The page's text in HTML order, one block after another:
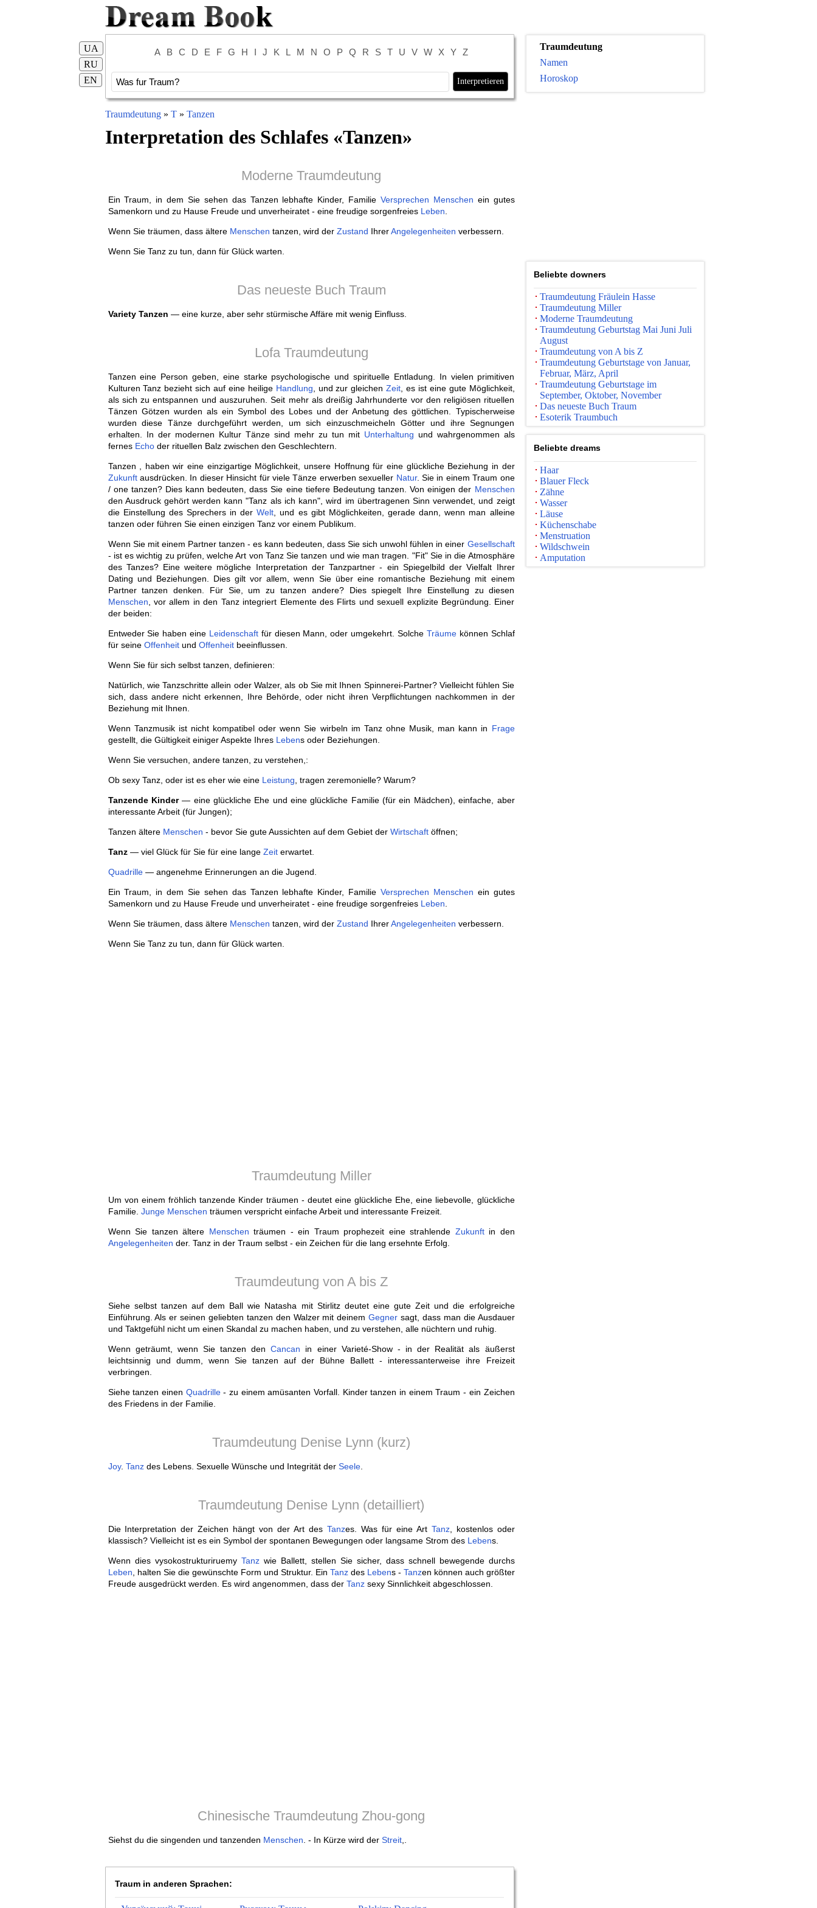
A B C D E F G H I J K L M N O P Q R S T U V W X Y Z
UA
RU
EN
Traumdeutung» T» Tanzen
Interpretation des Schlafes «Tanzen»
Moderne Traumdeutung
Ein Traum, in dem Sie sehen das Tanzen lebhafte Kinder, Familie Versprechen Menschen ein gutes
Samenkorn und zu Hause Freude und unverheiratet - eine freudige sorgenfreies Leben
Wenn Sie träumen, dass ältere Menschen tanzen, wird der Zustand IhrerAngelegenheiten verbessern.
Wenn Sie Tanz zu tun, dann für Glück warten.
Das neueste Buch Traum
Variety Tanzen — eine kurze, aber sehr stürmische Affäre mit wenig Einfluss.
Lofa Traumdeutung
Tanzen eine Person geben, eine starke psychologische und spirituelle Entladung. In vielen primitiven
Kulturen Tanz bezieht sich auf eine heilige Handlung , und zur gleichenZeit , es ist eine gute Möglichkeit,
als sich zu entspannen und auszuruhen. Seit mehr als dreißig Jahrhunderte vor den religiösen rituellen
Tänzen Götzen wurden als ein Symbol des Lobes und der Anbetung des göttlichen. Typischerweise
wurden diese Tänze durchgeführt werden, um sich einzuschmeicheln Götter und ihre Segnungen
erhalten. In der modernen Kultur Tänze sind mehr zu tun mit Unterhaltung und wahrgenommen als
fernes Echoder rituellen Balz zwischen den Geschlechtern.
Tanzen , haben wir eine einzigartige Möglichkeit, unsere Hoffnung für eine glückliche Beziehung in der
Zukunftausdrücken. In dieser Hinsicht für viele Tänze erwerben sexueller Natur. Sie in einem Traum one
/ one tanzen? Dies kann bedeuten, dass Sie eine tiefere Bedeutung tanzen. Von einigen der Menschen
den Ausdruck gehört werden kann "Tanz als ich kann", wird im übertragenen Sinn verwendet, und zeigt
die Einstellung des Sprechers in derWelt , und es gibt Möglichkeiten, gerade dann, wenn man alleine
tanzen oder führen Sie einen einzigen Tanz vor einem Publikum.
Wenn Sie mit einem Partner tanzen - es kann bedeuten, dass Sie sich unwohl fühlen in einer Gesellschaft
- ist es wichtig zu prüfen, welche Art von Tanz Sie tanzen und wie man tragen. "Fit" Sie in die Atmosphäre
des Tanzes? Eine weitere mögliche Interpretation der Tanzpartner - ein Spiegelbild der Vielfalt Ihrer
Dating und Beziehungen. Dies gilt vor allem, wenn Sie über eine romantische Beziehung mit einem
Partner tanzen denken. Für Sie, um zu tanzen andere? Dies spiegelt Ihre Einstellung zu diesen
Menschen , vor allem in den Tanz integriert Elemente des Flirts und sexuell explizite Begründung. Einer
der beiden:
Entweder Sie haben eine Leidenschaftfür diesen Mann, oder umgekehrt. Solche Träumekönnen Schlaf
für seine Offenheitund Offenheitbeeinflussen.
Wenn Sie für sich selbst tanzen, definieren:
Natürlich, wie Tanzschritte allein oder Walzer, als ob Sie mit Ihnen Spinnerei-Partner? Vielleicht fühlen Sie
sich, dass andere nicht erkennen, Ihre Behörde, oder nicht ihren Verpflichtungen nachkommen in der
Beziehung mit Ihnen.
Wenn Tanzmusik ist nicht kompatibel oder wenn Sie wirbeln im Tanz ohne Musik, man kann in Frage
gestellt, die Gültigkeit einiger Aspekte Ihres Lebens oder Beziehungen.
Wenn Sie versuchen, andere tanzen, zu verstehen,:
Ob sexy Tanz, oder ist es eher wie eine Leistung , tragen zeremonielle? Warum?
Tanzende Kinder— eine glückliche Ehe und eine glückliche Familie (für ein Mädchen), einfache, aber
interessante Arbeit (für Jungen);
Tanzen ältere Menschen - bevor Sie gute Aussichten auf dem Gebiet der Wirtschaftöffnen;
Tanz— viel Glück für Sie für eine lange Zeiterwartet.
Quadrille— angenehme Erinnerungen an die Jugend.
Ein Traum, in dem Sie sehen das Tanzen lebhafte Kinder, Familie Versprechen Menschen ein gutes
Samenkorn und zu Hause Freude und unverheiratet - eine freudige sorgenfreies Leben
Wenn Sie träumen, dass ältere Menschen tanzen, wird der Zustand IhrerAngelegenheiten verbessern.
Wenn Sie Tanz zu tun, dann für Glück warten.
Traumdeutung Miller
Um von einem fröhlich tanzende Kinder träumen - deutet eine glückliche Ehe, eine liebevolle, glückliche
Familie. Junge Menschen träumen verspricht einfache Arbeit und interessante Freizeit.
Wenn Sie tanzen ältere Menschen träumen - ein Traum prophezeit eine strahlende Zukunftin den
Angelegenheiten der. Tanz in der Traum selbst - ein Zeichen für die lang ersehnte Erfolg.
Traumdeutung von A bis Z
Siehe selbst tanzen auf dem Ball wie Natasha mit Stirlitz deutet eine gute Zeit und die erfolgreiche
Einführung. Als er seinen geliebten tanzen den Walzer mit deinemGegner sagt, dass man die Ausdauer
und Taktgefühl nicht um einen Skandal zu machen haben, und zu verstehen, alle nüchtern und ruhig.
Wenn geträumt, wenn Sie tanzen denCancan in einer Varieté-Show - in der Realität als äußerst
leichtsinnig und dumm, wenn Sie tanzen auf der Bühne Ballett - interessanterweise ihre Freizeit
verbringen.
Siehe tanzen einen Quadrille- zu einem amüsanten Vorfall. Kinder tanzen in einem Traum - ein Zeichen
des Friedens in der Familie.
Traumdeutung Denise Lynn (kurz)
Joy. Tanzdes Lebens. Sexuelle Wünsche und Integrität der Seele.
Traumdeutung Denise Lynn (detailliert)
Die Interpretation der Zeichen hängt von der Art des Tanzes. Was für eine Art Tanz, kostenlos oder
klassisch? Vielleicht ist es ein Symbol der spontanen Bewegungen oder langsame Strom des Lebens.
Wenn dies vysokostrukturiruemy Tanzwie Ballett, stellen Sie sicher, dass schnell bewegende durchs
Leben , halten Sie die gewünschte Form und Struktur. Ein Tanzdes Lebens - Tanzen können auch größter
Freude ausgedrückt werden. Es wird angenommen, dass der Tanzsexy Sinnlichkeit abgeschlossen.
Chinesische Traumdeutung Zhou-gong
Siehst du die singenden und tanzenden Menschen . - In Kürze wird der Streit,.
Traum in anderen Sprachen:
Traumdeutung
Namen
Horoskop
Beliebte downers
Traumdeutung Fräulein Hasse
Traumdeutung Miller
Moderne Traumdeutung
Traumdeutung Geburtstag Mai Juni Juli
August
Traumdeutung von A bis Z
Traumdeutung Geburtstage von Januar,
Februar, März, April
Traumdeutung Geburtstage im
September, Oktober, November
Das neueste Buch Traum
Esoterik Traumbuch
Beliebte dreams
Haar
Blauer Fleck
Zähne
Wasser
Läuse
Küchenschabe
Menstruation
Wildschwein
Amputation